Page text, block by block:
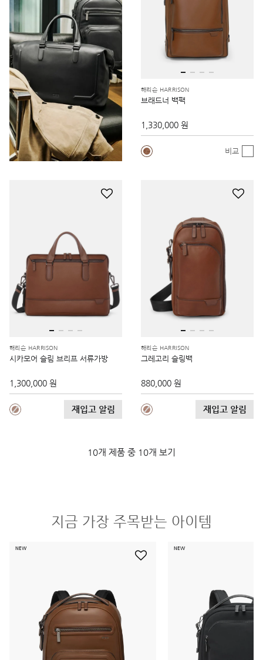
해리슨 HARRISON
브래드너 백팩
1,330,000 원
비교
해리슨 HARRISON
시카모어 슬림 브리프 서류가방
1,300,000 원
재입고 알림
해리슨 HARRISON
그레고리 슬링백
880,000 원
재입고 알림
10개 제품 중 10개 보기
지금 가장 주목받는 아이템
NEW NEW